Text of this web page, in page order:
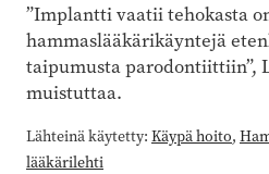
”Implantti vaatii tehokasta
hammaslääkärikäyntejä
taipumusta parodontiittiin”,
muistuttaa.
Lähteinä käytetty: Käypä hoito,
lääkärilehti